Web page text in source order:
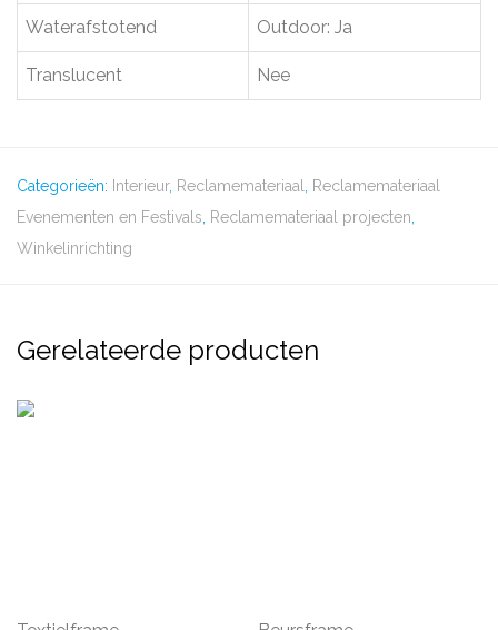
Waterafstotend Outdoor: Ja
Translucent Nee
Categorieën: Interieur, Reclamemateriaal, Reclamemateriaal
Evenementen en Festivals, Reclamemateriaal projecten,
Winkelinrichting
Gerelateerde producten